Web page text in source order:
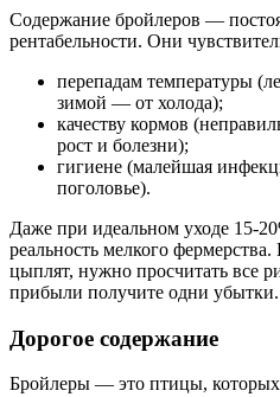
Содержание бройлеров —
рентабельности. Они
перепадам температуры
зимой — от холода);
качеству кормов
рост и болезни);
гигиене (малейшая
поголовье).
Даже при идеальном уходе 15-
реальность мелкого
цыплят, нужно просчитать все
прибыли получите одни убытки.
Дорогое содержание
Бройлеры — это птицы,